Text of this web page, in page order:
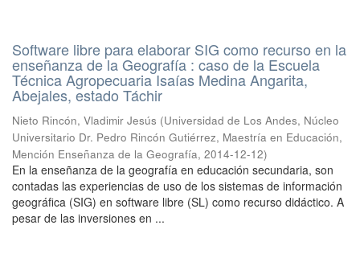
Software libre para elaborar SIG como recurso en la
enseñanza de la Geografía : caso de la Escuela
Técnica Agropecuaria Isaías Medina Angarita,
Abejales, estado Táchir
Nieto Rincón, Vladimir Jesús (Universidad de Los Andes, Núcleo
Universitario Dr. Pedro Rincón Gutiérrez, Maestría en Educación,
Mención Enseñanza de la Geografía, 2014-12-12)
En la enseñanza de la geografía en educación secundaria, son
contadas las experiencias de uso de los sistemas de información
geográfica (SIG) en software libre (SL) como recurso didáctico. A
pesar de las inversiones en ...